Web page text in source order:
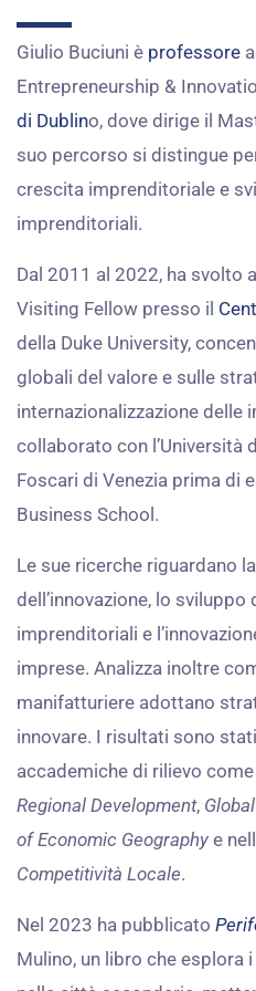
Giulio Buciuni è professore
Entrepreneurship &
di Dublino, dove dirige il
suo percorso si distingue
crescita imprenditoriale e
imprenditoriali.
Dal 2011 al 2022, ha svolto
Visiting Fellow presso il
della Duke University,
globali del valore e sulle
internazionalizzazione delle
collaborato con l’Università
Foscari di Venezia prima di
Business School.
Le sue ricerche riguardano
dell’innovazione, lo
imprenditoriali e
imprese. Analizza inoltre
manifatturiere adottano
innovare. I risultati sono
accademiche di rilievo come
Regional Development,
of Economic Geography e
Competitività Locale.
Nel 2023 ha pubblicato
Mulino, un libro che esplora